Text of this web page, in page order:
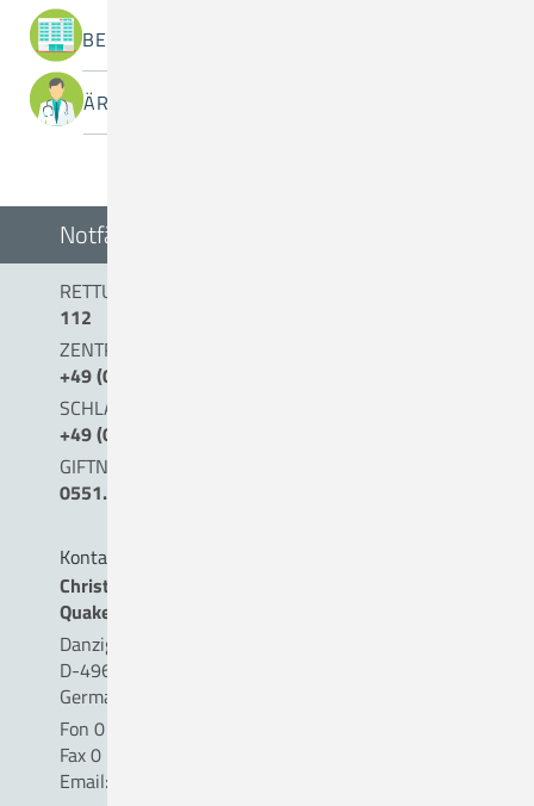
BEREICHE / ABTEILUNGEN
ÄRZTINNEN / ÄRZTE
Notfälle
RETTUNGSDIENST/NOTARZT
112
ZENTRALE NOTAUFNAHME (0 BIS 24 UHR)
+49 (0) 54 31 . 15 - 0
SCHLAGANFALLTELEFON
+49 (0) 5431. 15 45 15
GIFTNOTRUF
0551.19240
Kontakt
Christliches Krankenhaus
Quakenbrück gemeinnützige GmbH
Danziger Straße 2
D-49610 Quakenbrück
Germany
Fon 0 54 31 . 15 - 0
Fax 0 54 31 . 15 - 18 09
Email: